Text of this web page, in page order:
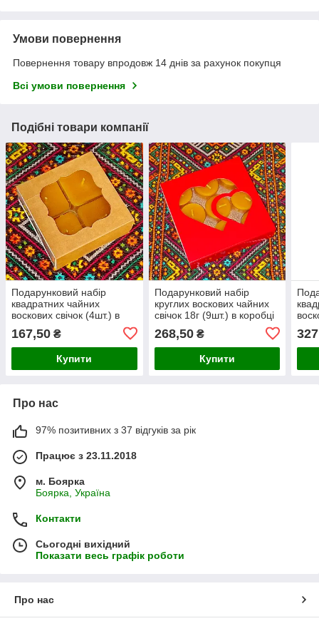
Умови повернення
Повернення товару впродовж 14 днів за рахунок покупця
Всі умови повернення
Подібні товари компанії
Подарунковий набір
квадратних чайних
воскових свічок (4шт.) в
167,50 ₴
Купити
Подарунковий набір
круглих воскових чайних
свічок 18г (9шт.) в коробці
268,50₴
Купити
327
Про нас
97% позитивних з 37 відгуків за рік
Працює з 23.11.2018
м. Боярка
Боярка, Україна
Контакти
Сьогодні вихідний
Показати весь графік роботи
Про нас